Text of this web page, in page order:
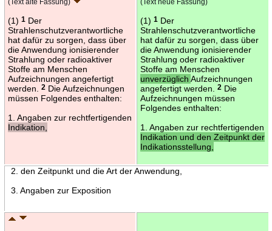
(Text alte Fassung)
(1) 1Der
Strahlenschutzverantwortliche
hat dafür zu sorgen, dass über
die Anwendung ionisierender
Strahlung oder radioaktiver
Stoffe am Menschen
Aufzeichnungen angefertigt
werden.
2Die Aufzeichnungen
müssen Folgendes enthalten:
1. Angaben zur rechtfertigenden
Indikation,
(Text neue Fassung)
(1) 1Der
Strahlenschutzverantwortliche
hat dafür zu sorgen, dass über
die Anwendung ionisierender
Strahlung oder radioaktiver
Stoffe am Menschen
unverzüglich Aufzeichnungen
angefertigt werden.
2Die
Aufzeichnungen müssen
Folgendes enthalten:
1. Angaben zur rechtfertigenden
Indikation und den Zeitpunkt der
Indikationsstellung,
2. den Zeitpunkt und die Art der Anwendung,
3. Angaben zur Exposition